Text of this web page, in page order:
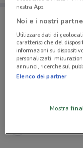
Negozi Opel a Roma
Via
1.8 km
nostra App.
Noi e i nostri
Utilizzare dati di
caratteristiche del
informazioni su
personalizzati,
annunci, ricerche sul
Elenco dei partner
Mostra